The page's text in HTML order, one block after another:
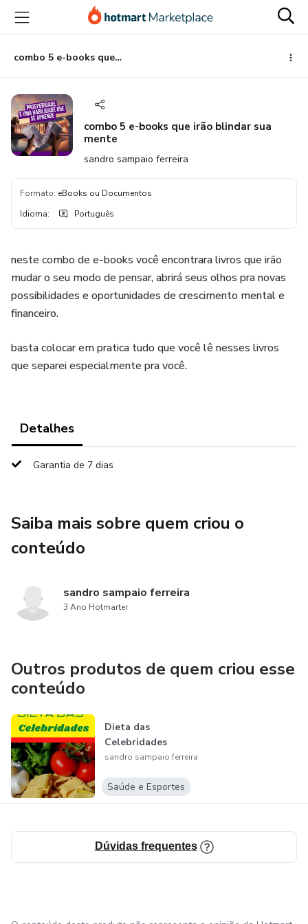
para
conteúdo
principal
para
pagamento
para
rodapé
combo 5 e-books que irão blindar sua mente
combo 5 e-books que irão blindar sua
mente
sandro sampaio ferreira
Formato: eBooks ou Documentos
Idioma: Português
neste combo de e-books você encontrara livros que irão
mudar o seu modo de pensar, abrirá seus olhos pra novas
possibilidades e oportunidades de crescimento mental e
financeiro.
basta colocar em pratica tudo que você lê nesses livros
que separei especialmente pra você.
Detalhes
Garantia de 7 dias
Saiba mais sobre quem criou o
conteúdo
sandro sampaio ferreira
3 Ano Hotmarter
Outros produtos de quem criou esse
conteúdo
Dieta das
Celebridades
sandro sampaio ferreira
Saúde e Esportes
Dúvidas frequentes